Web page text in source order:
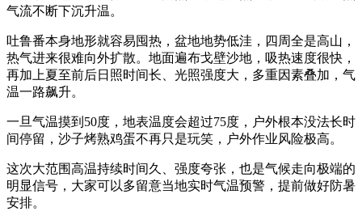
气流不断下沉升温。
吐鲁番本身地形就容易囤热，盆地地势低洼，四周全是高山，
热气进来很难向外扩散。地面遍布戈壁沙地，吸热速度很快，
再加上夏至前后日照时间长、光照强度大，多重因素叠加，气
温一路飙升。
一旦气温摸到50度，地表温度会超过75度，户外根本没法长时
间停留，沙子烤熟鸡蛋不再只是玩笑，户外作业风险极高。
这次大范围高温持续时间久、强度夸张，也是气候走向极端的
明显信号，大家可以多留意当地实时气温预警，提前做好防暑
安排。